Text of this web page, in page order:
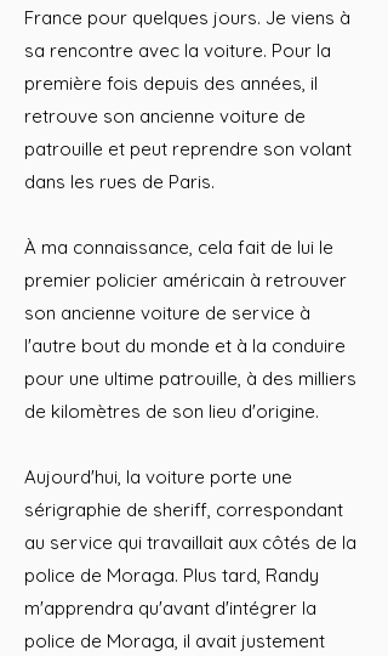
France pour quelques jours. Je viens à
sa rencontre avec la voiture. Pour la
première fois depuis des années, il
retrouve son ancienne voiture de
patrouille et peut reprendre son volant
dans les rues de Paris.
À ma connaissance, cela fait de lui le
premier policier américain à retrouver
son ancienne voiture de service à
l'autre bout du monde et à la conduire
pour une ultime patrouille, à des milliers
de kilomètres de son lieu d'origine.
Aujourd'hui, la voiture porte une
sérigraphie de sheriff, correspondant
au service qui travaillait aux côtés de la
police de Moraga. Plus tard, Randy
m'apprendra qu'avant d'intégrer la
police de Moraga, il avait justement